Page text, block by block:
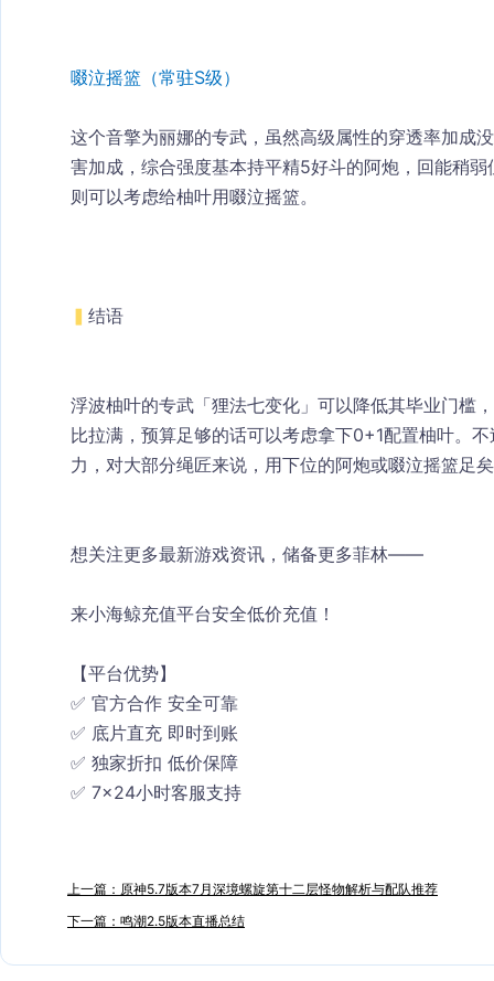
啜泣摇篮（常驻S级）
这个音擎为丽娜的专武，虽然高级属性的穿透率加成
害加成，综合强度基本持平精5好斗的阿炮，回能稍
则可以考虑给柚叶用啜泣摇篮。
▍ 结语
浮波柚叶的专武「狸法七变化」可以降低其毕业门槛
比拉满，预算足够的话可以考虑拿下0+1配置柚叶。
力，对大部分绳匠来说，用下位的阿炮或啜泣摇篮足
想关注更多最新游戏资讯，储备更多菲林——
来小海鲸充值平台安全低价充值！
【平台优势】
✅ 官方合作 安全可靠
✅ 底片直充 即时到账
✅ 独家折扣 低价保障
✅ 7×24小时客服支持
上一篇：原神5.7版本7月深境螺旋第十二层怪物解析与配队推荐
下一篇：鸣潮2.5版本直播总结